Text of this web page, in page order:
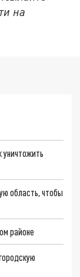
на
уничтожить
область, чтобы
районе